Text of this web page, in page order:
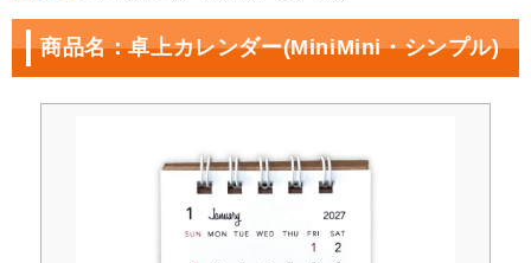
商品名：卓上カレンダー(MiniMini・シンプル)